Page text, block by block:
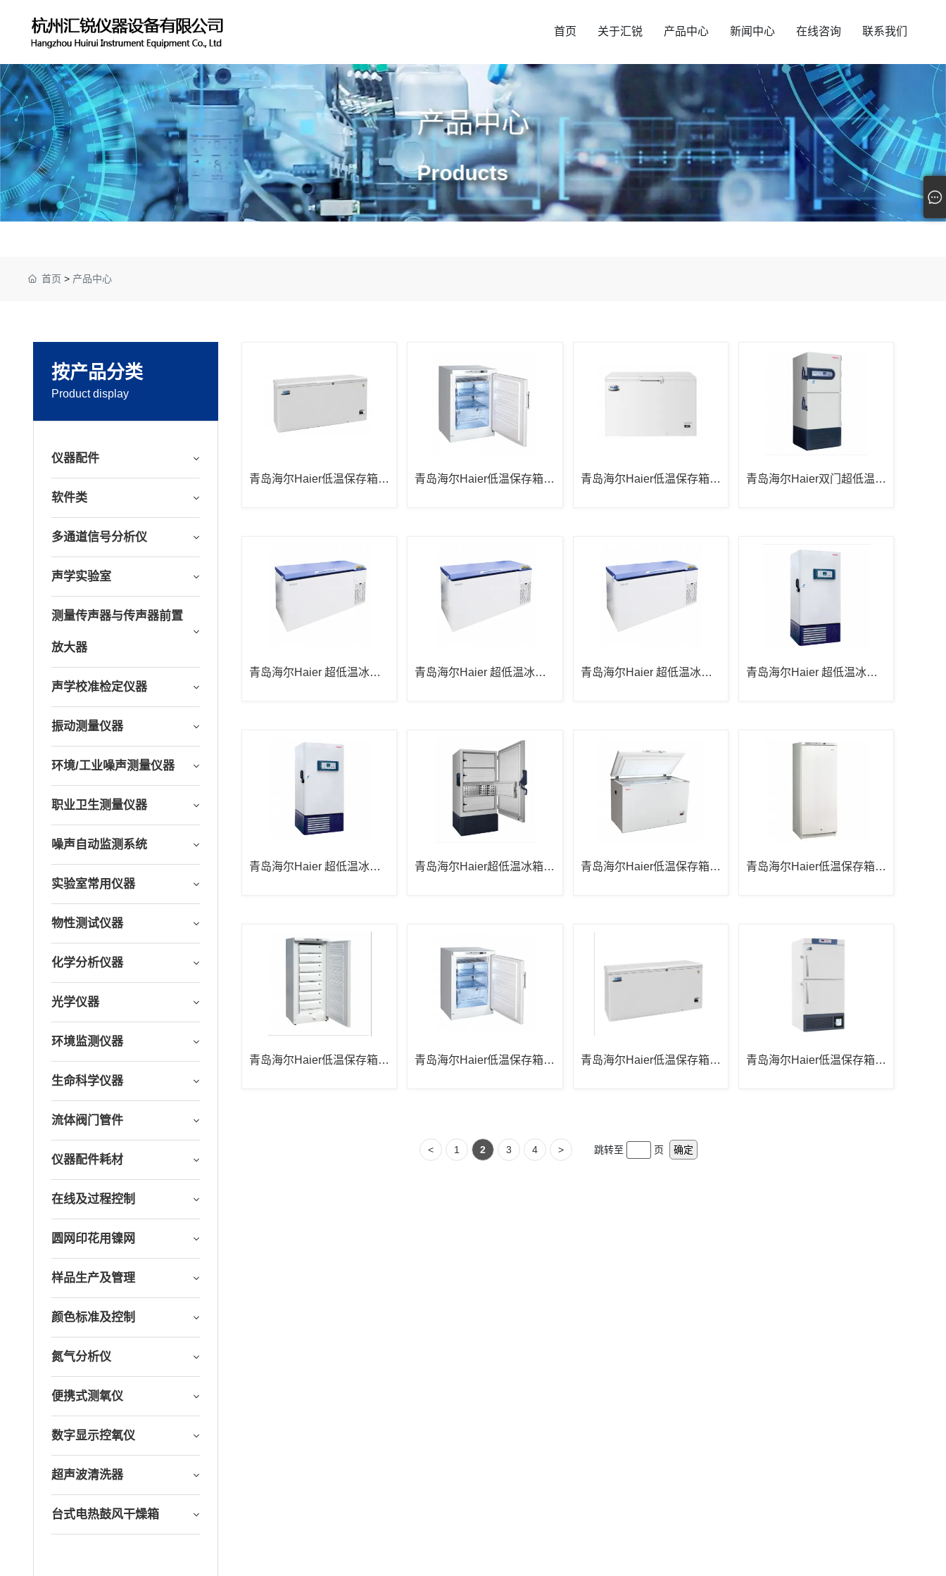
首页 关于汇锐 产品中心 新闻中心 在线咨询 联系我们
产品中心
Products
首页 > 产品中心
按产品分类
Product display
仪器配件
软件类
多通道信号分析仪
声学实验室
测量传声器与传声器前置
放大器
声学校准检定仪器
振动测量仪器
环境/工业噪声测量仪器
职业卫生测量仪器
噪声自动监测系统
实验室常用仪器
物性测试仪器
化学分析仪器
光学仪器
环境监测仪器
生命科学仪器
流体阀门管件
仪器配件耗材
在线及过程控制
圆网印花用镍网
样品生产及管理
颜色标准及控制
氮气分析仪
便携式测氧仪
数字显示控氧仪
超声波清洗器
台式电热鼓风干燥箱
青岛海尔Haier低温保存箱D
青岛海尔Haier低温保存箱D
青岛海尔Haier低温保存箱D
青岛海尔Haier双门超低温保
青岛海尔Haier 超低温冰箱D
青岛海尔Haier 超低温冰箱D
青岛海尔Haier 超低温冰箱D
青岛海尔Haier 超低温冰箱D
青岛海尔Haier 超低温冰箱D
青岛海尔Haier超低温冰箱D
青岛海尔Haier低温保存箱D
青岛海尔Haier低温保存箱D
青岛海尔Haier低温保存箱D
青岛海尔Haier低温保存箱D
青岛海尔Haier低温保存箱D
青岛海尔Haier低温保存箱D
< 1 2 3 4 > 跳转至 页 确定